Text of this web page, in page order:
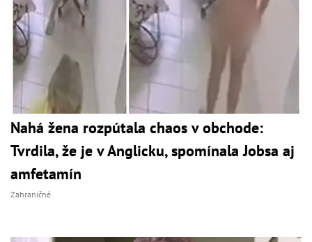
Nahá žena rozpútala chaos v obchode:
Tvrdila, že je v Anglicku, spomínala Jobsa aj
amfetamín
Zahraničné